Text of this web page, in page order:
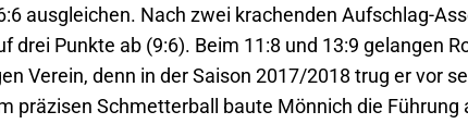
ausgleichen. Nach zwei krachenden Aufschlag-
drei Punkte ab (9:6). Beim 11:8 und 13:9 gelangen
Verein, denn in der Saison 2017/2018 trug er vor
präzisen Schmetterball baute Mönnich die Führung